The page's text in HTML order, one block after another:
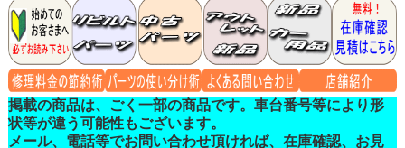
掲載の商品は、ごく一部の商品です。車台番号等により形
状等が違う可能性もございます。
メール、電話等でお問い合わせ頂ければ、在庫確認、お見